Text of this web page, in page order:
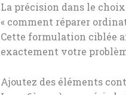
La précision dans le
« comment réparer
Cette formulation ciblée
exactement votre
Ajoutez des éléments